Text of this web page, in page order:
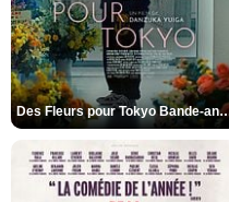
Des Fleurs pour Tokyo